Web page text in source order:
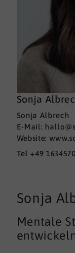
Sonja
Sonja Albrech
E-Mail:
Website:
Tel +49
Sonja
Mentale